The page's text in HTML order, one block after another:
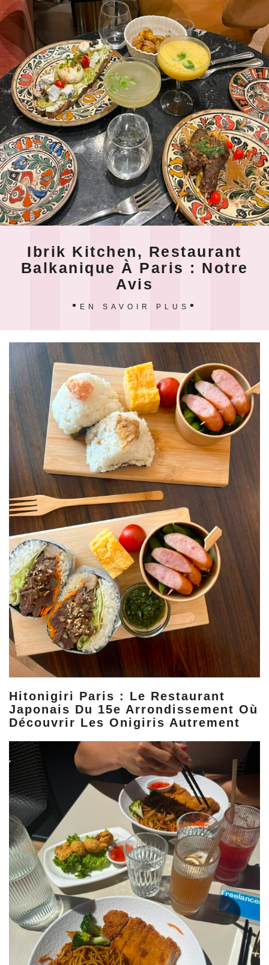
Ibrik Kitchen, Restaurant
Balkanique À Paris : Notre
Avis
EN SAVOIR PLUS
Hitonigiri Paris : Le Restaurant
Japonais Du 15e Arrondissement Où
Découvrir Les Onigiris Autrement